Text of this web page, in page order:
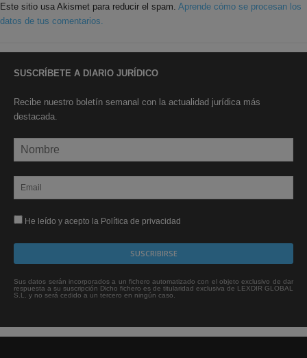
Este sitio usa Akismet para reducir el spam. Aprende cómo se procesan los
datos de tus comentarios.
SUSCRÍBETE A DIARIO JURÍDICO
Recibe nuestro boletín semanal con la actualidad jurídica más
destacada.
He leído y acepto la Política de privacidad
Sus datos serán incorporados a un fichero automatizado con el objeto exclusivo de dar
respuesta a su suscripción Dicho fichero es de titularidad exclusiva de LEXDIR GLOBAL
S.L. y no será cedido a un tercero en ningún caso.